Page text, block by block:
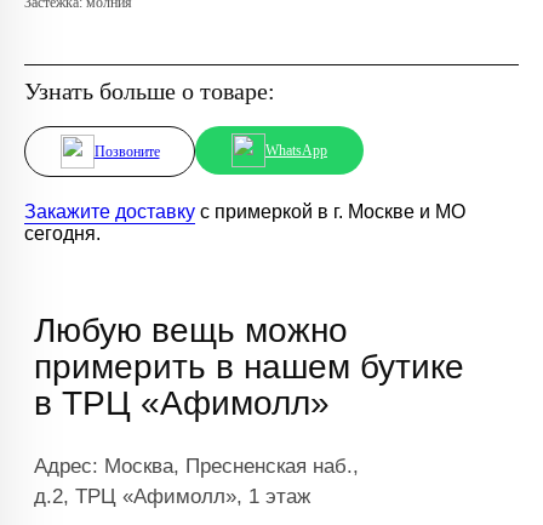
Узнать больше о товаре:
Позвоните WhatsApp
Закажите доставку с примеркой в г. Москве и МО
сегодня.